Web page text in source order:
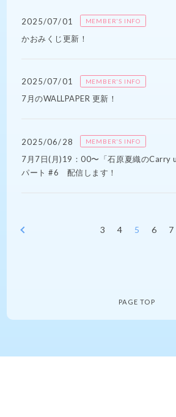
2025/07/01 MEMBER'S INFO
かおみくじ更新！
2025/07/01 MEMBER'S INFO
7月のWALLPAPER 更新！
2025/06/28 MEMBER'S INFO
7月7日(月)19：00〜「石原夏織のCarry
パート #6 配信します！
3 4 5 6 7
PAGE TOP